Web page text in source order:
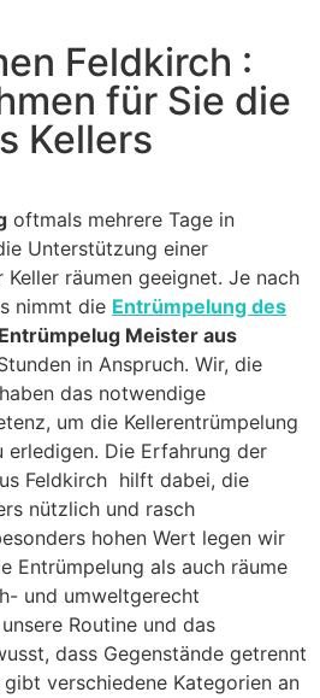
Feldkirch :
für Sie die
Kellers
oftmals mehrere Tage in
Unterstützung einer
räumen geeignet. Je nach
nimmt die Entrümpelung des
Entrümpelug Meister aus
in Anspruch. Wir, die
das notwendige
um die Kellerentrümpelung
Die Erfahrung der
Feldkirch hilft dabei, die
nützlich und rasch
hohen Wert legen wir
Entrümpelung als auch räume
und umweltgerecht
Routine und das
dass Gegenstände getrennt
verschiedene Kategorien an